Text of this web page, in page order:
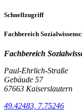
Schnellzugriff
Fachbereich
Fachbereich
Paul-Ehrlich-Straße
Gebäude 57
67663 Kaiserslautern
49.42483, 7.75246